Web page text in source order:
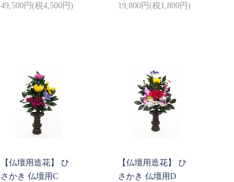
49,500円(税4,500円) 19,800円(税1,800円)
【仏壇用造花】 ひ
さかき 仏壇用C
【仏壇用造花】 ひ
さかき 仏壇用D